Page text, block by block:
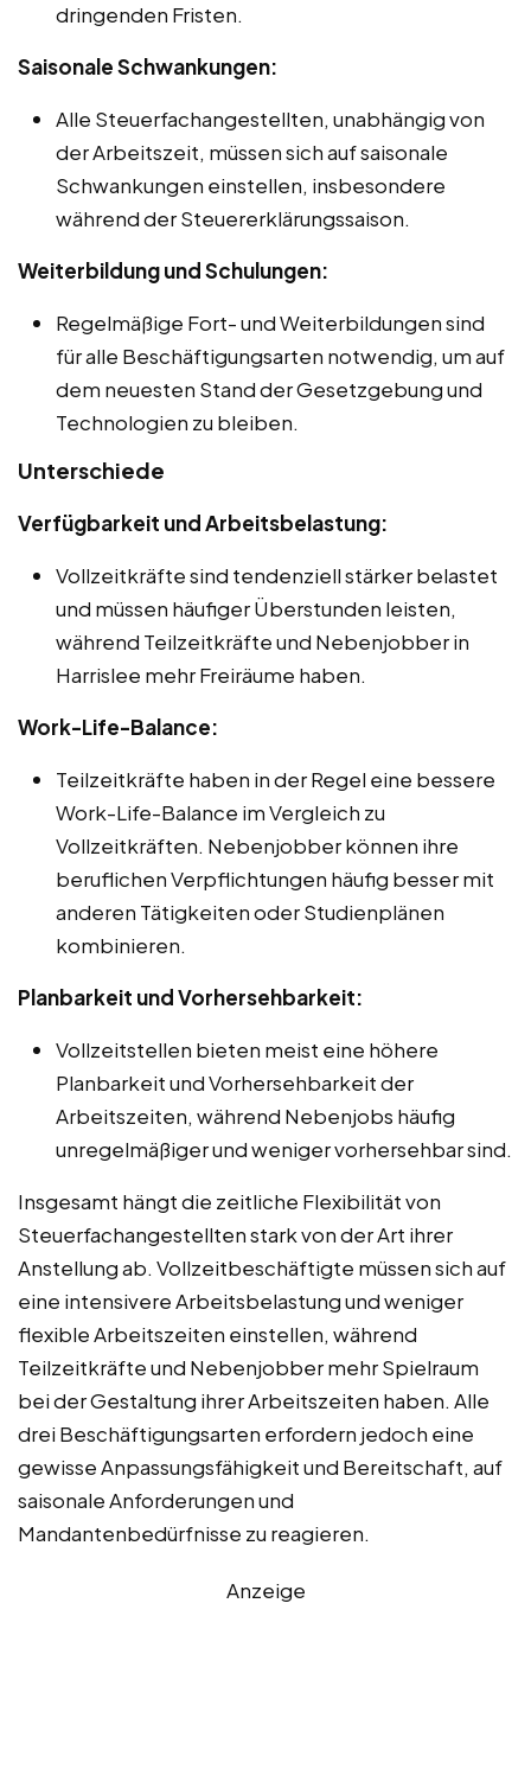
dringenden Fristen.
Saisonale Schwankungen:
Alle Steuerfachangestellten, unabhängig von
der Arbeitszeit, müssen sich auf saisonale
Schwankungen einstellen, insbesondere
während der Steuererklärungssaison.
Weiterbildung und Schulungen:
Regelmäßige Fort- und Weiterbildungen sind
für alle Beschäftigungsarten notwendig, um auf
dem neuesten Stand der Gesetzgebung und
Technologien zu bleiben.
Unterschiede
Verfügbarkeit und Arbeitsbelastung:
Vollzeitkräfte sind tendenziell stärker belastet
und müssen häufiger Überstunden leisten,
während Teilzeitkräfte und Nebenjobber in
Harrislee mehr Freiräume haben.
Work-Life-Balance:
Teilzeitkräfte haben in der Regel eine bessere
Work-Life-Balance im Vergleich zu
Vollzeitkräften. Nebenjobber können ihre
beruflichen Verpflichtungen häufig besser mit
anderen Tätigkeiten oder Studienplänen
kombinieren.
Planbarkeit und Vorhersehbarkeit:
Vollzeitstellen bieten meist eine höhere
Planbarkeit und Vorhersehbarkeit der
Arbeitszeiten, während Nebenjobs häufig
unregelmäßiger und weniger vorhersehbar sind.
Insgesamt hängt die zeitliche Flexibilität von
Steuerfachangestellten stark von der Art ihrer
Anstellung ab. Vollzeitbeschäftigte müssen sich auf
eine intensivere Arbeitsbelastung und weniger
flexible Arbeitszeiten einstellen, während
Teilzeitkräfte und Nebenjobber mehr Spielraum
bei der Gestaltung ihrer Arbeitszeiten haben. Alle
drei Beschäftigungsarten erfordern jedoch eine
gewisse Anpassungsfähigkeit und Bereitschaft, auf
saisonale Anforderungen und
Mandantenbedürfnisse zu reagieren.
Anzeige